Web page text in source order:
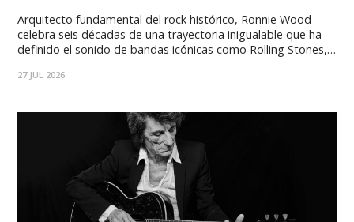
Arquitecto fundamental del rock histórico, Ronnie Wood
celebra seis décadas de una trayectoria inigualable que ha
definido el sonido de bandas icónicas como Rolling Stones,
brillante catálogo solista. Este concierto se presenta como
27 JUL 2026